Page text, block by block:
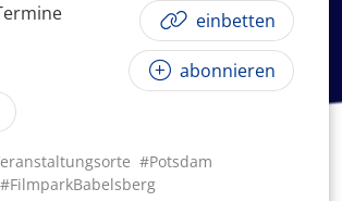
e einbetten
abonnieren
#Potsdam
#FilmparkBabelsberg